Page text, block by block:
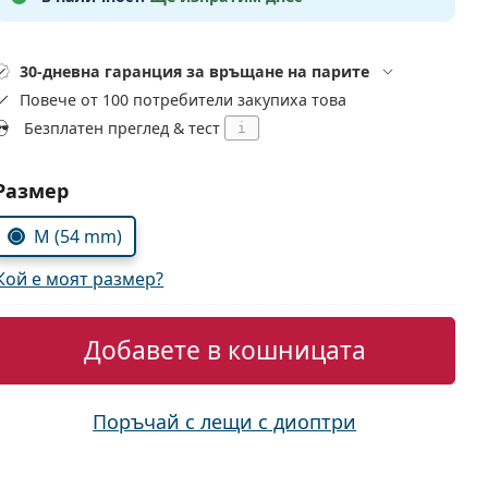
30-дневна гаранция за връщане на парите
Повече от 100 потребители закупиха това
Безплатен преглед & тест
i
параметри
M (54 mm)
е моят размер?
Добавете в кошницата
Поръчай с лещи с диоптри